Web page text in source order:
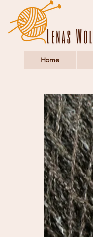
Home